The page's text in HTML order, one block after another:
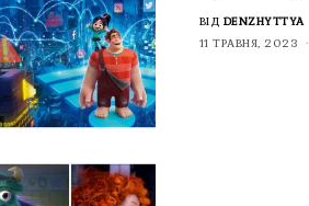
ВІД DENZHYTTYA
11 ТРАВНЯ, 2023